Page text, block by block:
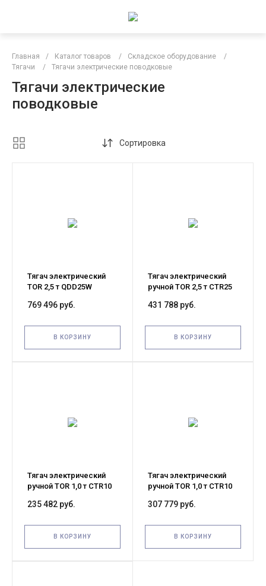
Главная / Каталог товаров / Складское оборудование
/
Тягачи
/ Тягачи электрические поводковые
Тягачи электрические
поводковые
Сортировка
Тягач электрический
TOR 2,5 т QDD25W
пневматические шины)
769 496 руб.
В КОРЗИНУ
Тягач электрический
ручной TOR 2,5 т CTR25
колеса)
431 788 руб.
В КОРЗИНУ
Тягач электрический
ручной TOR 1,0 т CTR10
(пневматические
235 482 руб.
В КОРЗИНУ
Тягач электрический
ручной TOR 1,0 т CTR10
(пневматические
307 779 руб.
В КОРЗИНУ